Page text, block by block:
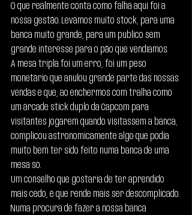
O que realmente conta como falha aqui foi a
nossa gestão. Levámos muito stock, para uma
banca muito grande, para um publico sem
grande interesse para o pão que vendíamos.
A mesa tripla foi um erro, foi um peso
monetário que anulou grande parte das nossas
vendas e que, ao enchermos com tralha como
um árcade stick duplo da Capcom para
visitantes jogarem quando visitassem a banca,
complicou astronomicamente algo que podia
muito bem ter sido feito numa banca de uma
mesa só.
Um conselho que gostaria de ter aprendido
mais cedo, é que rende mais ser descomplicado.
Numa procura de fazer a nossa banca